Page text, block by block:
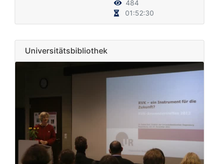
484
01:52:30
Universitätsbibliothek